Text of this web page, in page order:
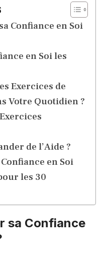
Confiance en Soi
en Soi les
Exercices de
Votre Quotidien ?
de l’Aide ?
en Soi
les 30
sa Confiance